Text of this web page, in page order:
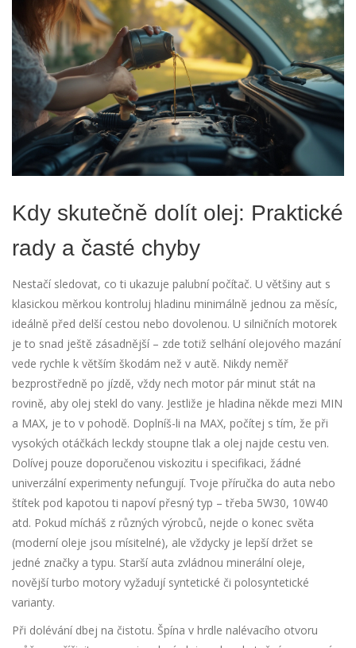
Kdy skutečně dolít olej: Praktické
rady a časté chyby
Nestačí sledovat, co ti ukazuje palubní počítač. U většiny aut s
klasickou měrkou kontroluj hladinu minimálně jednou za měsíc,
ideálně před delší cestou nebo dovolenou. U silničních motorek
je to snad ještě zásadnější – zde totiž selhání olejového mazání
vede rychle k větším škodám než v autě. Nikdy neměř
bezprostředně po jízdě, vždy nech motor pár minut stát na
rovině, aby olej stekl do vany. Jestliže je hladina někde mezi MIN
a MAX, je to v pohodě. Doplníš-li na MAX, počítej s tím, že při
vysokých otáčkách leckdy stoupne tlak a olej najde cestu ven.
Dolívej pouze doporučenou viskozitu i specifikaci, žádné
univerzální experimenty nefungují. Tvoje příručka do auta nebo
štítek pod kapotou ti napoví přesný typ – třeba 5W30, 10W40
atd. Pokud mícháš z různých výrobců, nejde o konec světa
(moderní oleje jsou mísitelné), ale vždycky je lepší držet se
jedné značky a typu. Starší auta zvládnou minerální oleje,
novější turbo motory vyžadují syntetické či polosyntetické
varianty.
Při dolévání dbej na čistotu. Špína v hrdle nalévacího otvoru